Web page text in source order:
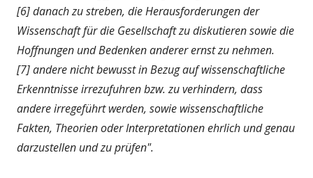
[6] danach zu streben, die Herausforderungen der
Wissenschaft für die Gesellschaft zu diskutieren sowie die
Hoffnungen und Bedenken anderer ernst zu nehmen.
[7] andere nicht bewusst in Bezug auf wissenschaftliche
Erkenntnisse irrezufuhren bzw. zu verhindern, dass
andere irregeführt werden, sowie wissenschaftliche
Fakten, Theorien oder Interpretationen ehrlich und genau
darzustellen und zu prüfen".